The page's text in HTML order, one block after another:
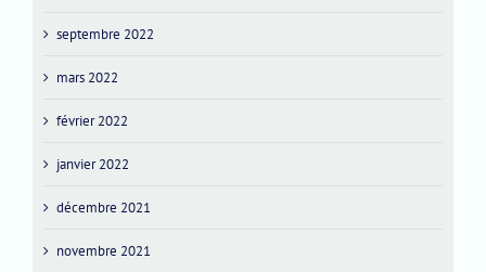
septembre 2022
mars 2022
février 2022
janvier 2022
décembre 2021
novembre 2021